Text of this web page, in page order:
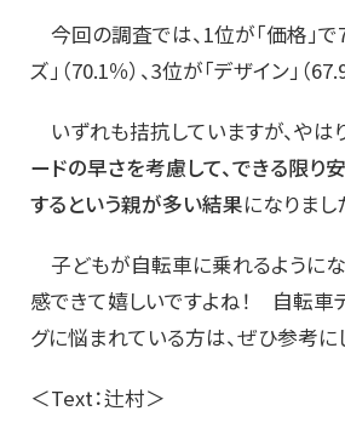
今回の調査では、1位が「価格」で
ズ」（70.1％）、3位が「デザイン」（
いずれも拮抗していますが、やは
ードの早さを考慮して、できる限り
するという親が多い結果になりまし
子どもが自転車に乗れるように
感できて嬉しいですよね！ 自転車
グに悩まれている方は、ぜひ参考に
＜Text：辻村＞